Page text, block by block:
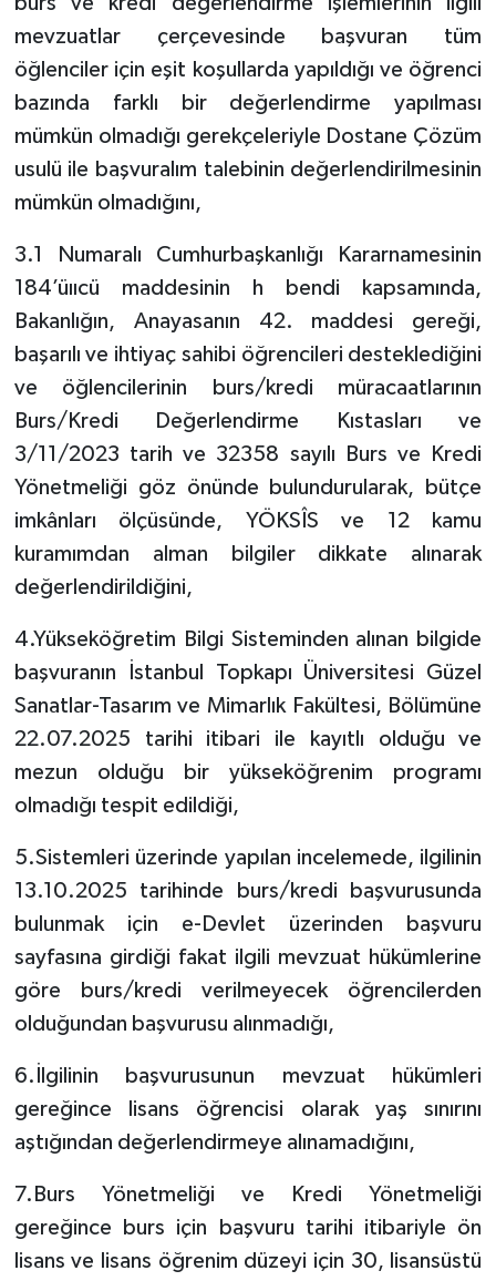
mevzuatlar çerçevesinde başvuran tüm
öğlenciler için eşit koşullarda yapıldığı ve öğrenci
bazında farklı bir değerlendirme yapılması
mümkün olmadığı gerekçeleriyle Dostane Çözüm
usulü ile başvuralım talebinin değerlendirilmesinin
mümkün olmadığını,
3.1 Numaralı Cumhurbaşkanlığı Kararnamesinin
184’üııcü maddesinin h bendi kapsamında,
Bakanlığın, Anayasanın 42. maddesi gereği,
başarılı ve ihtiyaç sahibi öğrencileri desteklediğini
ve öğlencilerinin burs/kredi müracaatlarının
Burs/Kredi Değerlendirme Kıstasları ve
3/11/2023 tarih ve 32358 sayılı Burs ve Kredi
Yönetmeliği göz önünde bulundurularak, bütçe
imkânları ölçüsünde, YÖKSÎS ve 12 kamu
kuramımdan alman bilgiler dikkate alınarak
değerlendirildiğini,
4.Yükseköğretim Bilgi Sisteminden alınan bilgide
başvuranın İstanbul Topkapı Üniversitesi Güzel
Sanatlar-Tasarım ve Mimarlık Fakültesi, Bölümüne
22.07.2025 tarihi itibari ile kayıtlı olduğu ve
mezun olduğu bir yükseköğrenim programı
olmadığı tespit edildiği,
5.Sistemleri üzerinde yapılan incelemede, ilgilinin
13.10.2025 tarihinde burs/kredi başvurusunda
bulunmak için e-Devlet üzerinden başvuru
sayfasına girdiği fakat ilgili mevzuat hükümlerine
göre burs/kredi verilmeyecek öğrencilerden
olduğundan başvurusu alınmadığı,
6.İlgilinin başvurusunun mevzuat hükümleri
gereğince lisans öğrencisi olarak yaş sınırını
aştığından değerlendirmeye alınamadığını,
7.Burs Yönetmeliği ve Kredi Yönetmeliği
gereğince burs için başvuru tarihi itibariyle ön
lisans ve lisans öğrenim düzeyi için 30, lisansüstü